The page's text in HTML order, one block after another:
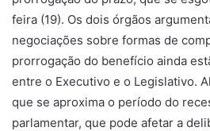
feira (19). Os dois órgãos
negociações sobre formas de
prorrogação do benefício ainda
entre o Executivo e o Legislativo.
que se aproxima o período do
parlamentar, que pode afetar a